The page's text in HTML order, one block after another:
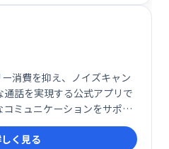
消費を抑え、ノイズキャン
話を実現する公式アプリで
ミュニケーションをサポー
く見る